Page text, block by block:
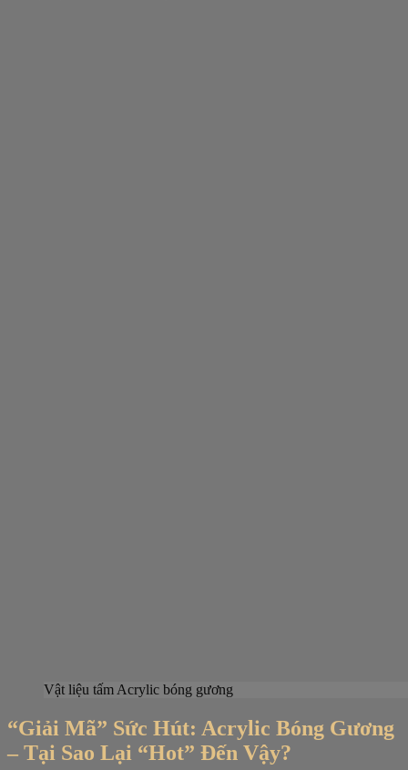
Vật liệu tấm Acrylic bóng gương
“Giải Mã” Sức Hút: Acrylic Bóng Gương
– Tại Sao Lại “Hot” Đến Vậy?